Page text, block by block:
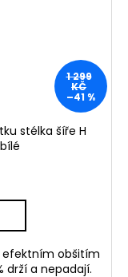
1 299
KČ
–41 %
stélka šíře H
efektním obšitím
drží a nepadají.